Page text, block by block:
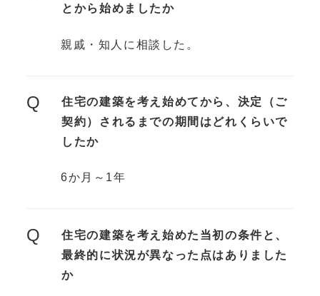
とから始めましたか
親戚・知人に相談した。
Q
住宅の建築を考え始めてから、決定（ご
契約）されるまでの期間はどれくらいで
したか
6か月～1年
Q
住宅の建築を考え始めた当初の条件と、
最終的に状況が異なった点はありました
か